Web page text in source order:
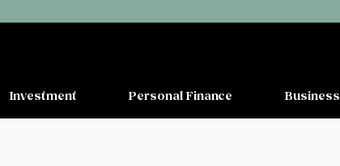
Investment Personal Finance Business